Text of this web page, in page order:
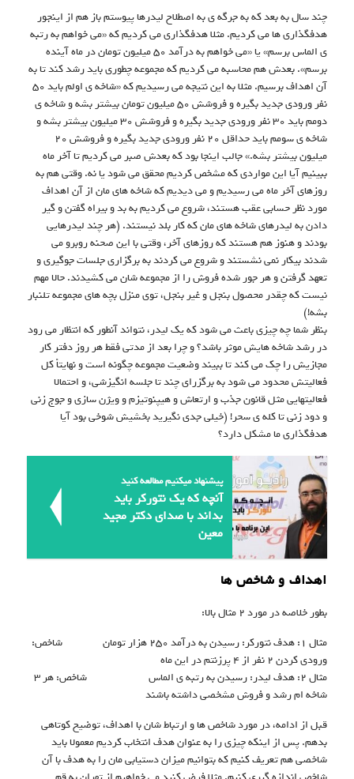
چند سال به بعد که به جرگه ی به اصطلاح لیدرها پیوستم باز هم از اینجور
هدفگذاری ها می کردیم. مثلا هدفگذاری می کردیم که «می خواهم به رتبه
ی الماس برسم» یا «می خواهم به درآمد ۵۰ میلیون تومان در ماه آینده
برسم». بعدش هم محاسبه می کردیم که مجموعه چطوری باید رشد کند تا به
آن اهداف برسیم. مثلا به این نتیجه می رسیدیم که «شاخه ی اولم باید ۵۰
نفر ورودی جدید بگیره و فروشش ۵۰ میلیون تومان بیشتر بشه و شاخه ی
دومم باید ۳۰ نفر ورودی جدید بگیره و فروشش ۳۰ میلیون بیشتر بشه و
شاخه ی سومم باید حداقل ۲۰ نفر ورودی جدید بگیره و فروشش ۲۰
میلیون بیشتر بشه.» جالب اینجا بود که بعدش صبر می کردیم تا آخر ماه
ببینیم آیا این مواردی که مشخص کردیم محقق می شود یا نه. وقتی هم به
روزهای آخر ماه می رسیدیم و می دیدیم که شاخه های مان از آن اهداف
مورد نظر حسابی عقب هستند، شروع می کردیم به بد و بیراه گفتن و گیر
دادن به لیدرهای شاخه های مان که کار بلد نیستند. (هر چند لیدرهایی
بودند و هنوز هم هستند که روزهای آخر، وقتی با این صحنه روبرو می
شدند بیکار نمی نشستند و شروع می کردند به برگزاری جلسات جوگیری و
تعهد گرفتن و هر جور شده فروش را از مجموعه شان می کشیدند. حالا مهم
نیست که چقدر محصول بنجل و غیر بنجل، توی منزل بچه های مجموعه تلنبار
بشه!)
بنظر شما چه چیزی باعث می شود که یک لیدر، نتواند آنطور که انتظار می رود
در رشد شاخه هایش موثر باشد؟ و چرا بعد از مدتی فقط هر روز دفتر کار
مجازیش را چک می کند تا ببیند وضعیت مجموعه چگونه است و نهایتاً کل
فعالیتش محدود می شود به برگزرای چند تا جلسه انگیزشی، و احتمالا
فعالیتهایی مثل قانون جذب و ارتعاش و هیپنوتیزم و ویژن سازی و جوج زنی
و دود زنی تا کله ی سحر! (خیلی جدی نگیرید بخشیش شوخی بود آیا
هدفگذاری ما مشکل دارد؟
پیشنهاد میکنیم مطالعه کنید
آنچه که یک نتورکر باید
بداند با صدای دکتر مجید
معین
اهداف و شاخص ها
بطور خلاصه در مورد ۲ مثال بالا:
مثال ۱: هدف نتورکر: رسیدن به درآمد ۲۵۰ هزار تومان شاخص:
ورودی کردن ۲ نفر از ۴ پرزنتم در این ماه
مثال ۲: هدف لیدر: رسیدن به رتبه ی الماس شاخص: هر ۳
شاخه ام رشد و فروش مشخصی داشته باشند
قبل از ادامه، در مورد شاخص ها و ارتباط شان با اهداف، توضیح کوتاهی
بدهم. پس از اینکه چیزی را به عنوان هدف انتخاب کردیم معمولا باید
شاخصی هم تعریف کنیم که بتوانیم میزان دستیابی مان را به هدف با آن